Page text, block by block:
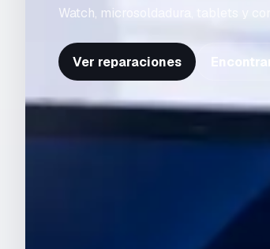
Watch, microsoldadura, tablets y
Ver reparaciones